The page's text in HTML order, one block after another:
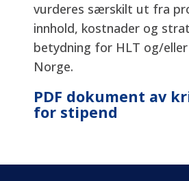
vurderes særskilt ut fra
innhold, kostnader og
betydning for HLT og/
Norge.
PDF dokument av
for stipend